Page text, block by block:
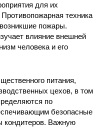
для их
техника
пожары.
влияние внешней
человека и его
питания,
цехов, в том
по
безопасные
кондитеров. Важную